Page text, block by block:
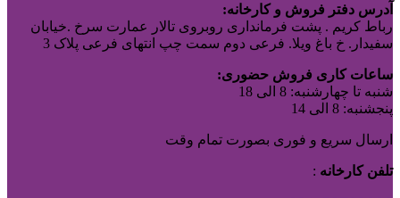
آدرس دفتر فروش و کارخانه:
رباط کریم . پشت فرمانداری روبروی تالار عمارت سرخ .خیابان
سفیدار. خ باغ ویلا. فرعی دوم سمت چپ انتهای فرعی پلاک 3
ساعات کاری فروش حضوری:
شنبه تا چهارشنبه: 8 الی 18
پنجشنبه: 8 الی 14
ارسال سریع و فوری بصورت تمام وقت
تلفن کارخانه :